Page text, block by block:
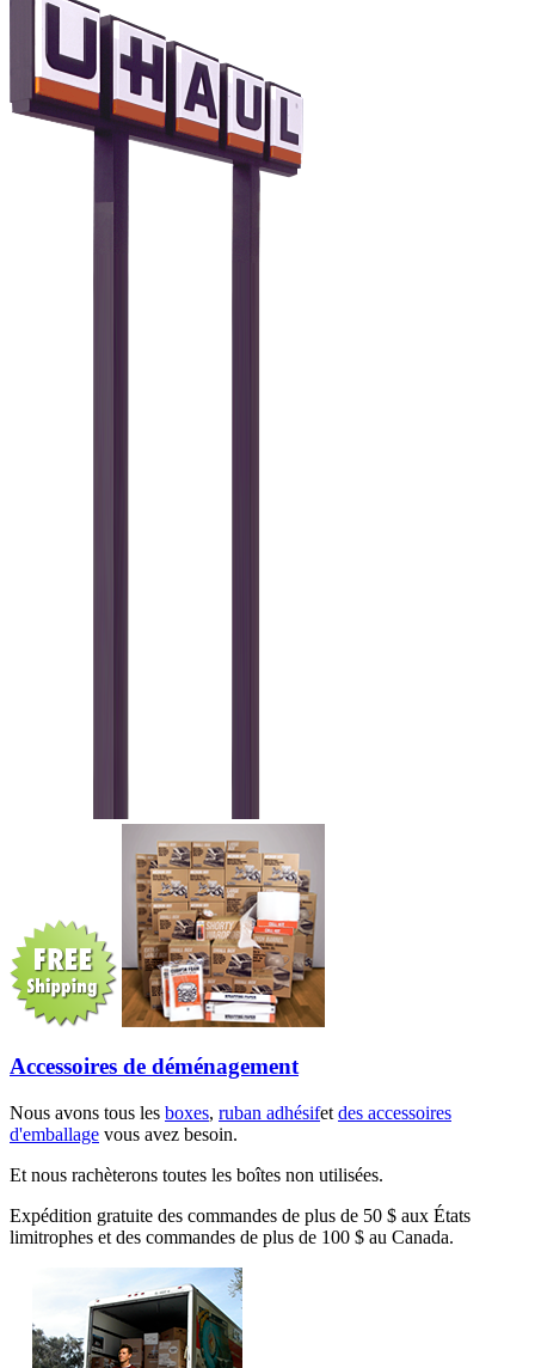
Accessoires de déménagement
Nous avons tous les boxes, ruban adhésifet des accessoires
d'emballage vous avez besoin.
Et nous rachèterons toutes les boîtes non utilisées.
Expédition gratuite des commandes de plus de 50 $ aux États
limitrophes et des commandes de plus de 100 $ au Canada.